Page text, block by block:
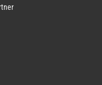
HuSports